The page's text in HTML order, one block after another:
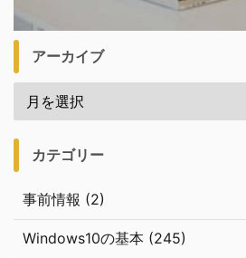
アーカイブ
カテゴリー
事前情報 (2)
Windows10の基本 (245)